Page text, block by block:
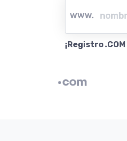
www.
¡Registro .COM